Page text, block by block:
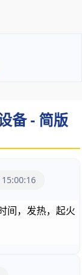
备 - 简版
间，发热，起火